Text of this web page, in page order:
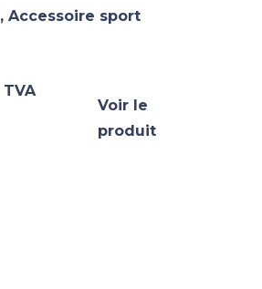
, Accessoire sport
TVA
Voir le
produit